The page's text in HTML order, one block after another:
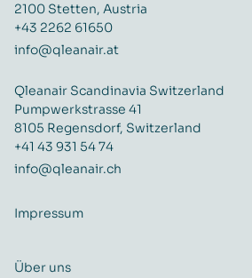
2100 Stetten, Austria
+43 2262 61650
info@qleanair.at
Qleanair Scandinavia Switzerland
Pumpwerkstrasse 41
8105 Regensdorf, Switzerland
+41 43 931 54 74
info@qleanair.ch
Impressum
Über uns